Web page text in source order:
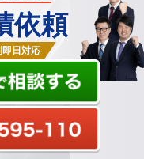
依頼
即日対応